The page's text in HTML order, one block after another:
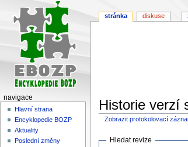
Historie verzí
Zobrazit protokolovací
Skočit
Skočit
Hledat revize
stránka diskuse
navigace
Hlavní strana
Encyklopedie BOZP
Aktuality
Poslední změny